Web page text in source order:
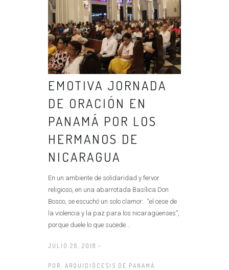
EMOTIVA JORNADA
DE ORACIÓN EN
PANAMÁ POR LOS
HERMANOS DE
NICARAGUA
En un ambiente de solidaridad y fervor
religioso, en una abarrotada Basílica Don
Bosco, se escuchó un solo clamor: “el cese de
la violencia y la paz para los nicaragüenses”,
porque duele lo que sucede...
JULIO 26, 2018 -
POR: ARQUIDIÓCESIS DE PANAMÁ